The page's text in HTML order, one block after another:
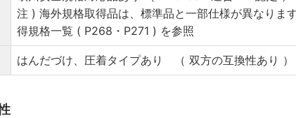
注 ) 海外規格取得品は、標準品と一部仕様が異なりま
得規格一覧 ( P268・P271 ) を参照
はんだづけ、圧着タイプあり （ 双方の互換性あり ）